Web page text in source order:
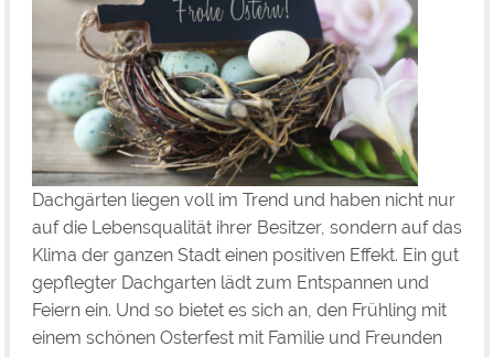
Dachgärten liegen voll im Trend und haben nicht nur
auf die Lebensqualität ihrer Besitzer, sondern auf das
Klima der ganzen Stadt einen positiven Effekt. Ein gut
gepflegter Dachgarten lädt zum Entspannen und
Feiern ein. Und so bietet es sich an, den Frühling mit
einem schönen Osterfest mit Familie und Freunden